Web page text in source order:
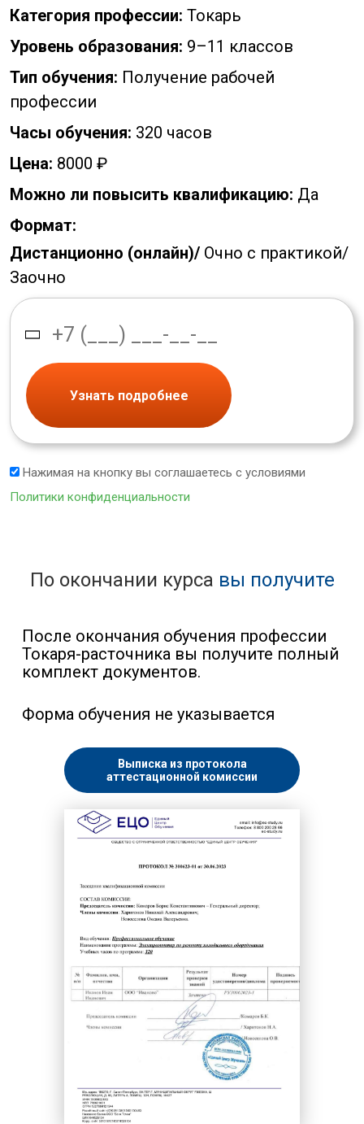
Категория профессии: Токарь
Уровень образования: 9–11 классов
Тип обучения: Получение рабочей
профессии
Часы обучения: 320 часов
Цена: 8000 ₽
Можно ли повысить квалификацию: Да
Формат:
Дистанционно (онлайн)/ Очно с практикой/
Заочно
Узнать подробнее
Нажимая на кнопку вы соглашаетесь с условиями
Политики конфиденциальности
По окончании курса вы получите
После окончания обучения профессии
Токаря-расточника вы получите полный
комплект документов.
Форма обучения не указывается
Выписка из протокола
аттестационной комиссии